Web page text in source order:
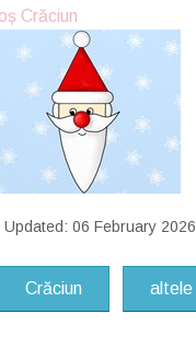
Crăciun
Updated: 06 February 2026
Crăciun altele